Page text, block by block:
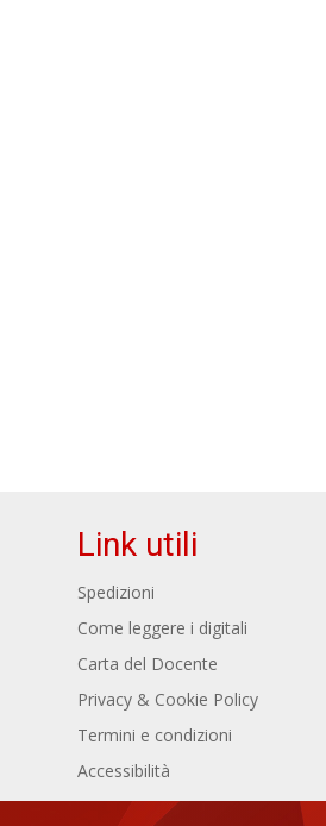
Link utili
Spedizioni
Come leggere i digitali
Carta del Docente
Privacy & Cookie Policy
Termini e condizioni
Accessibilità